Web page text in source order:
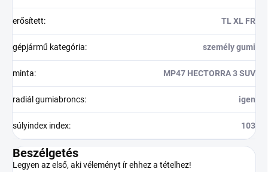
erősített: TL XL FR
gépjármű kategória: személy gumi
minta: MP47 HECTORRA 3 SUV
radiál gumiabroncs: igen
súlyindex index: 103
Beszélgetés
Legyen az első, aki véleményt ír ehhez a tételhez!